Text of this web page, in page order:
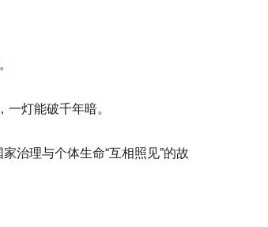
灯能破千年暗。
治理与个体生命“互相照见”的故